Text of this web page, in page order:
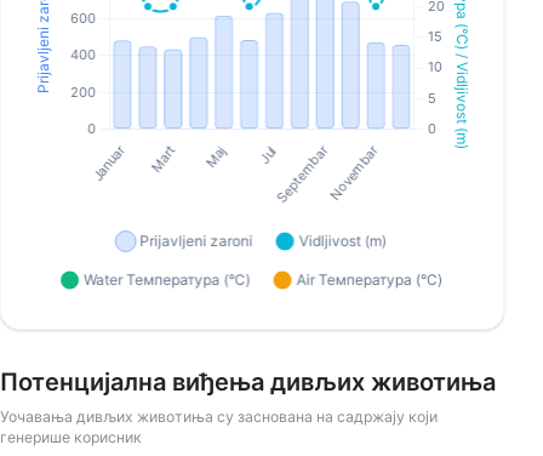
Потенцијална виђења дивљих животиња
Уочавања дивљих животиња су заснована на садржају који
генерише корисник